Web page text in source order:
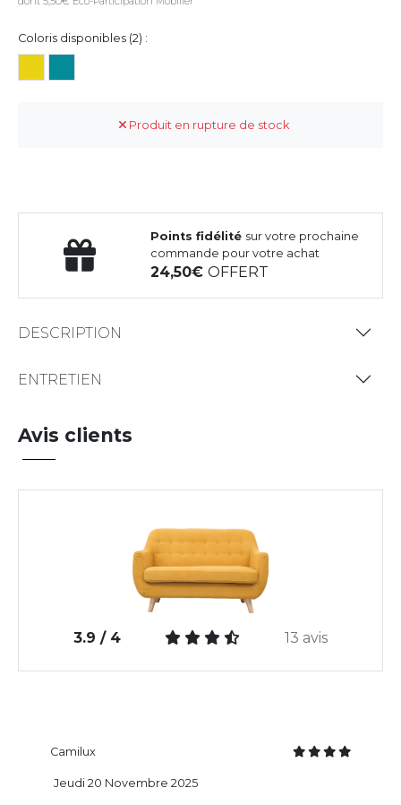
Coloris disponibles (2) :
Produit en rupture de stock
Points fidélité sur votre prochaine
commande pour votre achat
24,50OFFERT
DESCRIPTION
ENTRETIEN
Avis clients
3.9 / 4 13 avis
Camilux
Jeudi 20 Novembre 2025